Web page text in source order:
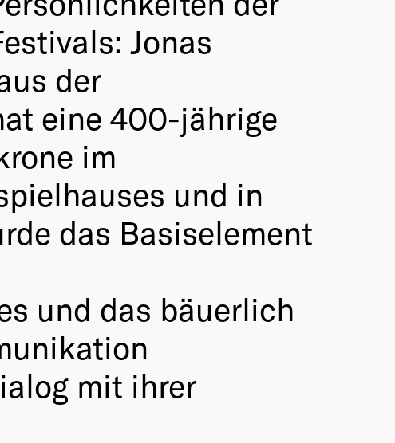
Jonas
der
eine 400-jährige
im
und in
das Basiselement
und das bäuerlich
mit ihrer